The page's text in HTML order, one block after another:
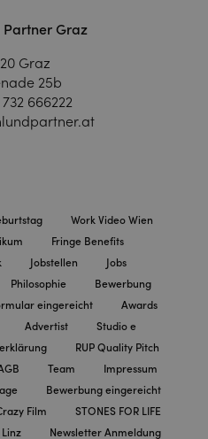
Partner Graz
Graz
25b
732 666222
Work Video Wien
Fringe Benefits
Jobstellen
Jobs
Philosophie
Bewerbung
eingereicht
Awards
Advertist
Studio e
RUP Quality Pitch
Team
Impressum
Bewerbung eingereicht
Film
STONES FOR LIFE
Linz Newsletter Anmeldung